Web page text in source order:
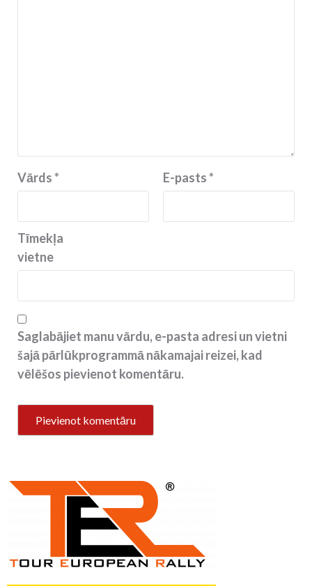
Vārds* E-pasts*
Tīmekļa
vietne
Saglabājiet manu vārdu, e-pasta adresi un vietni
šajā pārlūkprogrammā nākamajai reizei, kad
vēlēšos pievienot komentāru.